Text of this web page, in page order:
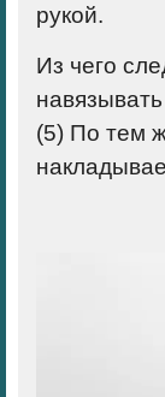
рукой.
Из чего
навязывать
(5) По тем